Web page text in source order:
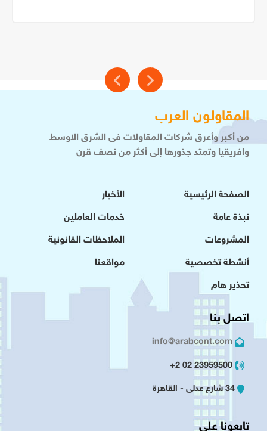
المقاولون العرب
من أكبر وأعرق شركات المقاولات فى الشرق الاوسط
وافريقيا وتمتد جذورها إلى أكثر من نصف قرن
الصفحة الرئيسية
نبذة عامة
المشروعات
أنشطة تخصصية
تحذير هام
الأخبار
خدمات العاملين
الملاحظات القانونية
مواقعنا
اتصل بنا
info@arabcont.com
23959500 02 2+
34 شارع عدلى - القاهرة
تابعونا على